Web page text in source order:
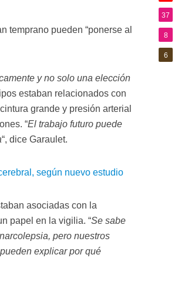
temprano pueden “ponerse al
y no solo una elección
estaban relacionados con
grande y presión arterial
“El trabajo futuro puede
“, dice Garaulet.
según nuevo estudio
asociadas con la
papel en la vigilia. “Se sabe
pero nuestros
explicar por qué
37
8
6